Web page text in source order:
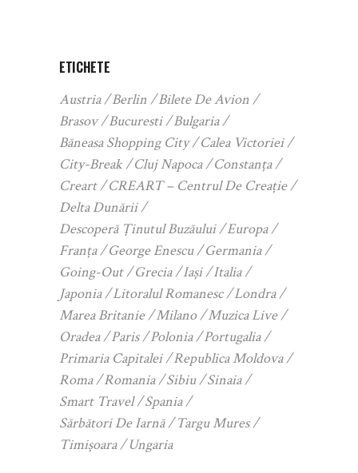
ETICHETE
Austria Berlin
Bilete De Avion
Brasov
Bucuresti
Bulgaria
Băneasa Shopping City
Calea Victoriei
City-Break
Cluj Napoca
Constanța
Creart
CREART – Centrul De Creație
Delta Dunării
Descoperă Ținutul Buzăului
Europa
Franța
George Enescu
Germania
Going-Out
Grecia Iași
Italia
Japonia
Litoralul Romanesc
Londra
Marea Britanie
Milano
Muzica Live
Oradea
Paris Polonia
Portugalia
Primaria Capitalei
Republica Moldova
Roma
Romania Sibiu
Sinaia
Smart Travel
Spania
Sărbători De Iarnă
Targu Mures
Timișoara
Ungaria